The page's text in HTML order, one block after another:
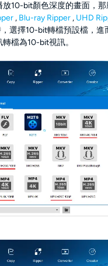
放10-bit顏色深度的畫面，那
, Blu-ray Ripper , UHD
選擇10-bit轉檔預設檔，進
檔為10-bit視訊。